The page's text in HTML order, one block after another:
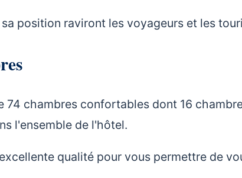
position raviront les voyageurs et les
74 chambres confortables dont 16
l'ensemble de l'hôtel.
qualité pour vous permettre de